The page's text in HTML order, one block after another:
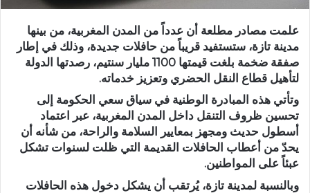
و
ن
ي
ا
علمت مصادر مطلعة أن عدداً من المدن المغربية، من بينها
مدينة تازة، ستستفيد قريباً من حافلات جديدة، وذلك في إطار
صفقة ضخمة بلغت قيمتها 1100 مليار سنتيم
، رصدتها الدولة
لتأهيل قطاع النقل الحضري وتعزيز خدماته.
وتأتي هذه المبادرة الوطنية في سياق سعي الحكومة إلى
تحسين ظروف التنقل داخل المدن المغربية، عبر اعتماد
أسطول حديث ومجهز بمعايير السلامة والراحة، من شأنه أن
يحدّ من أعطاب الحافلات القديمة التي ظلت لسنوات تشكل
عبئاً على المواطنين.
وبالنسبة لمدينة تازة، يُرتقب أن يشكل دخول هذه الحافلات